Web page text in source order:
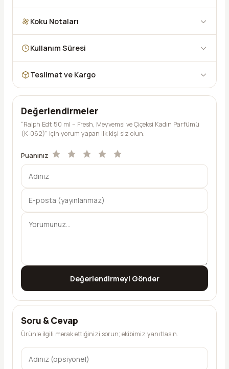
Koku Notaları
Kullanım Süresi
Teslimat ve Kargo
Değerlendirmeler
“Ralph Edt 50 ml – Fresh, Meyvemsi ve Çiçeksi Kadın Parfümü
(K-062)” için yorum yapan ilk kişi siz olun.
Puanınız
Değerlendirmeyi Gönder
Soru & Cevap
Ürünle ilgili merak ettiğinizi sorun; ekibimiz yanıtlasın.